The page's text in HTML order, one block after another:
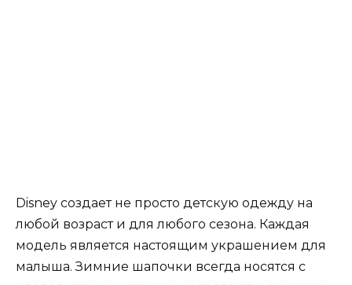
Disney создает не просто детскую одежду на
любой возраст и для любого сезона. Каждая
модель является настоящим украшением для
малыша. Зимние шапочки всегда носятся с